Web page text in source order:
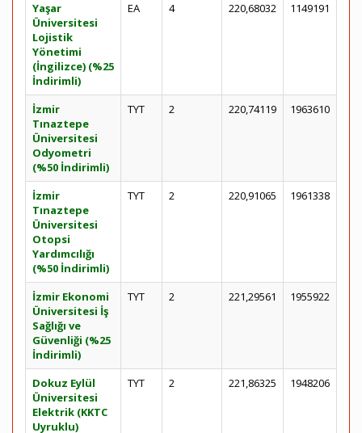
Yaşar
Üniversitesi
Lojistik
Yönetimi
(İngilizce) (%25
İndirimli)
EA 4 220,68032 1149191
İzmir
Tınaztepe
Üniversitesi
Odyometri
(%50 İndirimli)
TYT 2 220,74119 1963610
İzmir
Tınaztepe
Üniversitesi
Otopsi
Yardımcılığı
(%50 İndirimli)
TYT 2 220,91065 1961338
İzmir Ekonomi
Üniversitesi İş
Sağlığı ve
Güvenliği (%25
İndirimli)
TYT 2 221,29561 1955922
Dokuz Eylül
Üniversitesi
Elektrik (KKTC
Uyruklu)
TYT 2 221,86325 1948206